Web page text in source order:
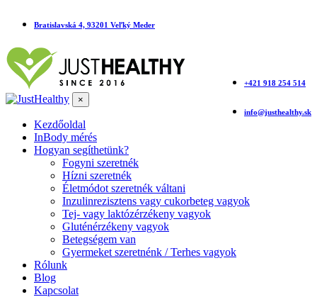
Bratislavská 4, 93201 Veľký Meder
+421 918 254 514
info@justhealthy.sk
×
Kezdőoldal
InBody mérés
Hogyan segíthetünk?
Fogyni szeretnék
Hízni szeretnék
Életmódot szeretnék váltani
Inzulinrezisztens vagy cukorbeteg vagyok
Tej- vagy laktózérzékeny vagyok
Gluténérzékeny vagyok
Betegségem van
Gyermeket szeretnénk / Terhes vagyok
Rólunk
Blog
Kapcsolat